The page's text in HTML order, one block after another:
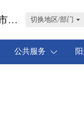
许昌市禹州市 切换地区/部门
公共服务